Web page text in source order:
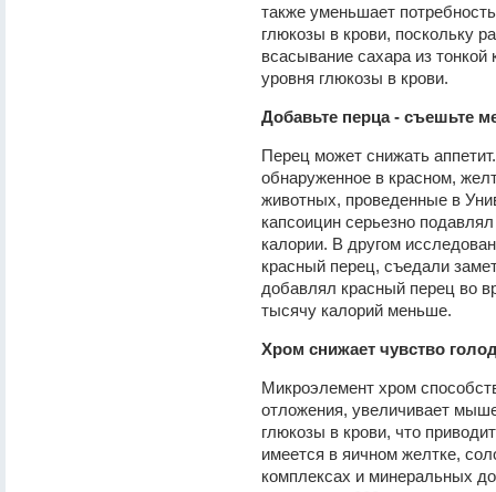
также уменьшает
глюкозы в крови, поскольку
всасывание сахара из
уровня глюкозы в крови.
Добавьте перца - съешьте
Перец может снижать
обнаруженное в красном,
животных, проведенные в
капсоицин серьезно
калории. В другом
красный перец, съедали
добавлял красный перец во
тысячу калорий меньше.
Хром снижает чувство
Микроэлемент хром
отложения, увеличивает
глюкозы в крови, что
имеется в яичном желтке,
комплексах и минеральных